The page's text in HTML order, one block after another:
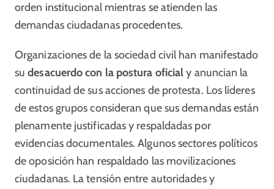
orden institucional mientras se atienden las
demandas ciudadanas procedentes.
Organizaciones de la sociedad civil han manifestado
sudesacuerdo con la postura oficialy anuncian la
continuidad de sus acciones de protesta. Los líderes
de estos grupos consideran que sus demandas están
plenamente justificadas y respaldadas por
evidencias documentales. Algunos sectores políticos
de oposición han respaldado las movilizaciones
ciudadanas. La tensión entre autoridades y